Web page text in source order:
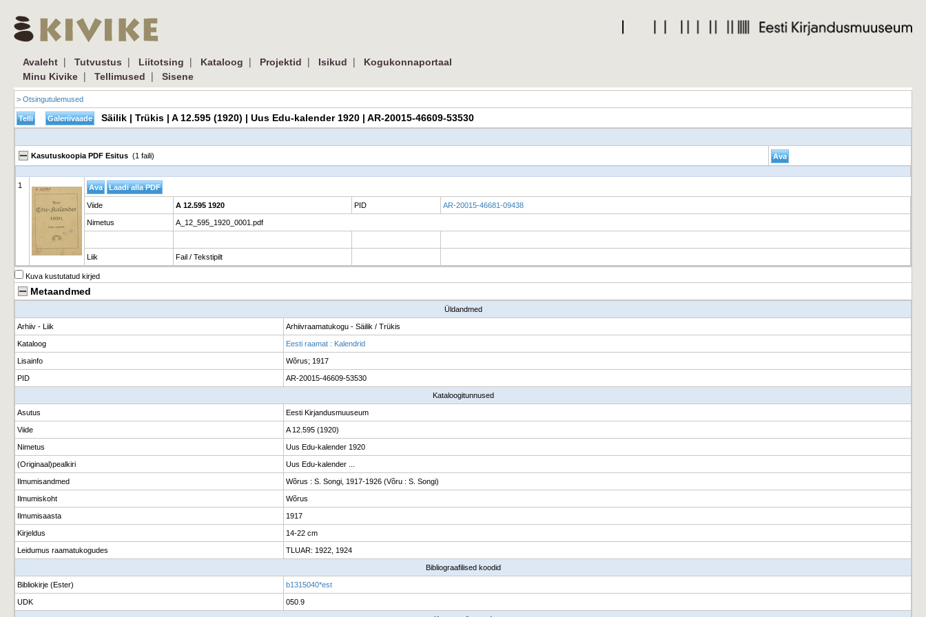
Avaleht | Tutvustus | Liitotsing | Kataloog | Projektid | Isikud |
Kogukonnaportaal
Minu Kivike | Tellimused | Sisene
> Otsingutulemused
Säilik | Trükis | A 12.595 (1920) | Uus Edu-kalender 1920 | AR-20015-46609-53530
Kasutuskoopia PDF Esitus (1 faili)
1
Viide A 12.595 1920 PID AR-20015-46681-09438
Nimetus A_12_595_1920_0001.pdf
Liik Fail / Tekstipilt
Kuva kustutatud kirjed
Metaandmed
Üldandmed
Arhiiv - Liik Arhiivraamatukogu - Säilik / Trükis
Kataloog Eesti raamat : Kalendrid
Lisainfo Wõrus; 1917
PID AR-20015-46609-53530
Kataloogitunnused
Asutus Eesti Kirjandusmuuseum
Viide A 12.595 (1920)
Nimetus Uus Edu-kalender 1920
(Originaal)pealkiri Uus Edu-kalender ...
Ilmumisandmed Wõrus : S. Songi, 1917-1926 (Võru : S. Songi)
Ilmumiskoht Wõrus
Ilmumisaasta 1917
Kirjeldus 14-22 cm
Leidumus raamatukogudes TLUAR: 1922, 1924
Bibliograafilised koodid
Bibliokirje (Ester) b1315040*est
UDK 050.9